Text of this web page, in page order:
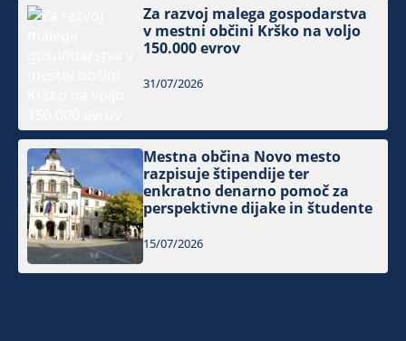
Za razvoj malega gospodarstva
v mestni občini Krško na voljo
150.000 evrov
31/07/2026
Mestna občina Novo mesto
razpisuje štipendije ter
enkratno denarno pomoč za
perspektivne dijake in študente
15/07/2026